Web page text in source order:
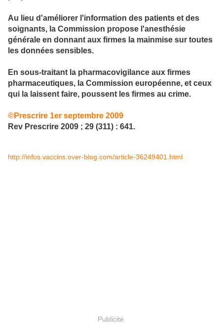
Au lieu d'améliorer l'information des patients et des
soignants, la Commission propose l'anesthésie
générale en donnant aux firmes la mainmise sur toutes
les données sensibles.
En sous-traitant la pharmacovigilance aux firmes
pharmaceutiques, la Commission européenne, et ceux
qui la laissent faire, poussent les firmes au crime.
©Prescrire 1er septembre 2009
Rev Prescrire 2009 ; 29 (311) : 641.
http://infos.vaccins.over-blog.com/article-36249401.html
Publicité